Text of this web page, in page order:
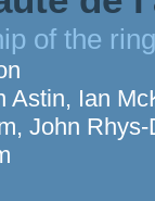
of the
Astin, Ian
John